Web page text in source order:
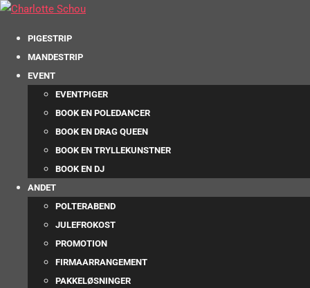
PIGESTRIP
MANDESTRIP
EVENT
EVENTPIGER
BOOK EN POLEDANCER
BOOK EN DRAG QUEEN
BOOK EN TRYLLEKUNSTNER
BOOK EN DJ
ANDET
POLTERABEND
JULEFROKOST
PROMOTION
FIRMAARRANGEMENT
PAKKELØSNINGER